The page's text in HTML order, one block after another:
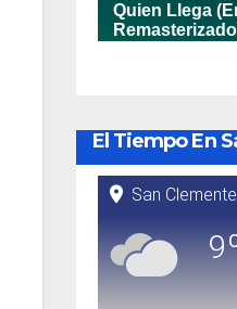
El Tiempo En